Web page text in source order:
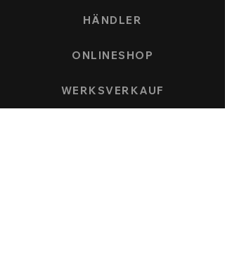
HÄNDLER
ONLINESHOP
WERKSVERKAUF